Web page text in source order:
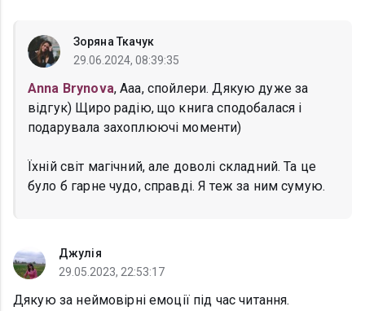
Зоряна Ткачук
29.06.2024, 08:39:35
Anna Brynova, Ааа, спойлери. Дякую дуже за
відгук) Щиро радію, що книга сподобалася і
подарувала захоплюючі моменти)
Їхній світ магічний, але доволі складний. Та це
було б гарне чудо, справді. Я теж за ним сумую.
Джулія
29.05.2023, 22:53:17
Дякую за неймовірні емоції під час читання.